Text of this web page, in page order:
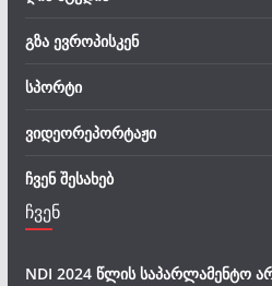
გზა ევროპისკენ
სპორტი
ვიდეორეპორტაჟი
ჩვენ შესახებ
ჩვენ
NDI 2024 წლის საპარლამენტო